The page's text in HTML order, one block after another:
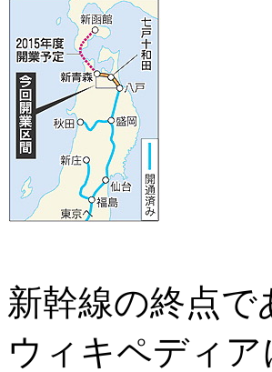
新幹線の終点で
ウィキペディ